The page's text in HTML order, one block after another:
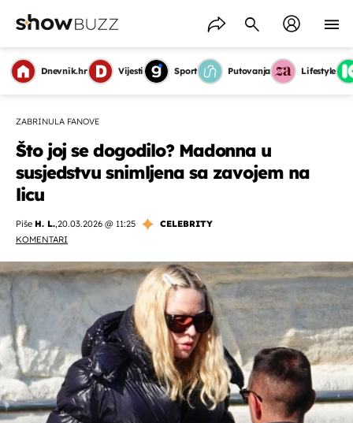
Dnevnik.hr Vijesti Sport Putovanja Lifestyle
ZABRINULA FANOVE
Što joj se dogodilo? Madonna u
susjedstvu snimljena sa zavojem na
licu
Piše H. L.,20.03.2026 @ 11:25
CELEBRITY
KOMENTARI
OMOGUĆI OBAVIJESTI